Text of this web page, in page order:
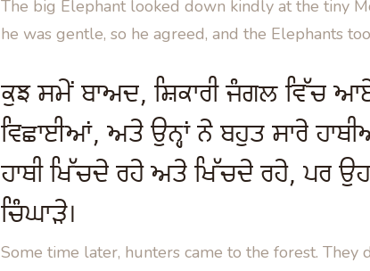
The big Elephant looked down kindly at the tiny
he was gentle, so he agreed, and the Elephants
ਕੁਝ ਸਮੇਂ ਬਾਅਦ, ਸ਼ਿਕਾਰੀ ਜੰਗਲ ਵਿੱਚ
ਵਿਛਾਈਆਂ, ਅਤੇ ਉਨ੍ਹਾਂ ਨੇ ਬਹੁਤ ਸਾਰੇ
ਹਾਥੀ ਖਿੱਚਦੇ ਰਹੇ ਅਤੇ ਖਿੱਚਦੇ ਰਹੇ, ਪਰ
ਚਿੰਘਾੜੇ।
Some time later, hunters came to the forest.